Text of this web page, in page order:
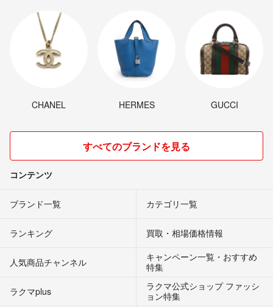
CHANEL HERMES GUCCI
すべてのブランドを見る
コンテンツ
ブランド一覧 カテゴリ一覧
ランキング 買取・相場価格情報
人気商品チャンネル
キャンペーン一覧・おすすめ
特集
ラクマplus
ラクマ公式ショップ ファッシ
ョン特集